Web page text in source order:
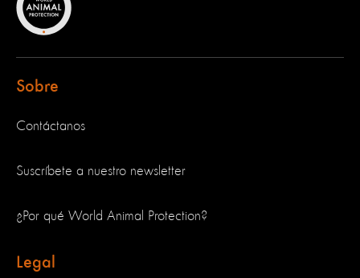
Sobre
Contáctanos
Suscríbete a nuestro newsletter
¿Por qué World Animal Protection?
Legal